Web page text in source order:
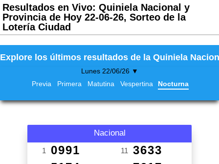
Resultados en Vivo: Quiniela Nacional y
Provincia de Hoy 22-06-26, Sorteo de la
Lotería Ciudad
Explore los últimos resultados de la Quiniela
Lunes 22/06/26 ▼
Previa
Primera Matutina Vespertina Nocturna
Nacional
1 0991 11 3633